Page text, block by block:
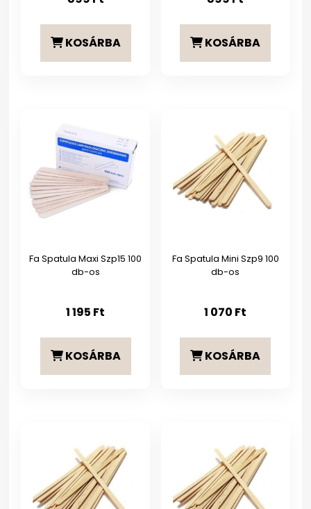
KOSÁRBA KOSÁRBA
Fa Spatula Maxi Szp15 100
db-os
1 195 Ft
KOSÁRBA
Fa Spatula Mini Szp9 100
db-os
1 070 Ft
KOSÁRBA